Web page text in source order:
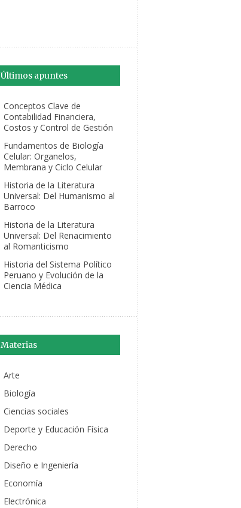
Últimos apuntes
Conceptos Clave de
Contabilidad Financiera,
Costos y Control de Gestión
Fundamentos de Biología
Celular: Organelos,
Membrana y Ciclo Celular
Historia de la Literatura
Universal: Del Humanismo al
Barroco
Historia de la Literatura
Universal: Del Renacimiento
al Romanticismo
Historia del Sistema Político
Peruano y Evolución de la
Ciencia Médica
Materias
Arte
Biología
Ciencias sociales
Deporte y Educación Física
Derecho
Diseño e Ingeniería
Economía
Electrónica